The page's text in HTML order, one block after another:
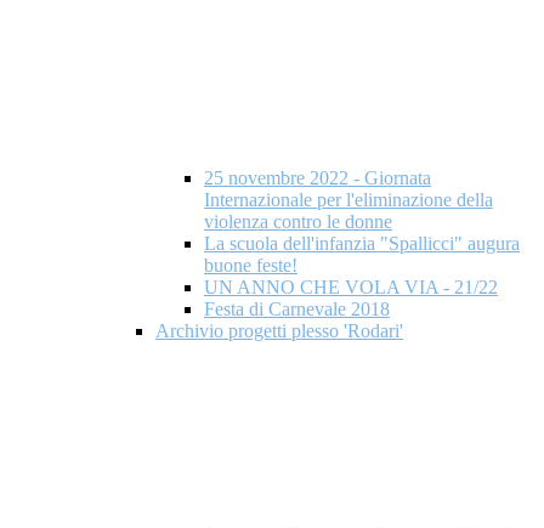
25 novembre 2022 - Giornata
Internazionale per l'eliminazione della
violenza contro le donne
La scuola dell'infanzia "Spallicci" augura
buone feste!
UN ANNO CHE VOLA VIA - 21/22
Festa di Carnevale 2018
Archivio progetti plesso 'Rodari'